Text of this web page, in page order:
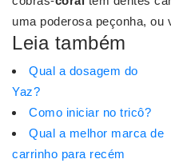
uma poderosa peçonha, ou
Leia também
Qual a dosagem do
Yaz?
Como iniciar no tricô?
Qual a melhor marca de
carrinho para recém